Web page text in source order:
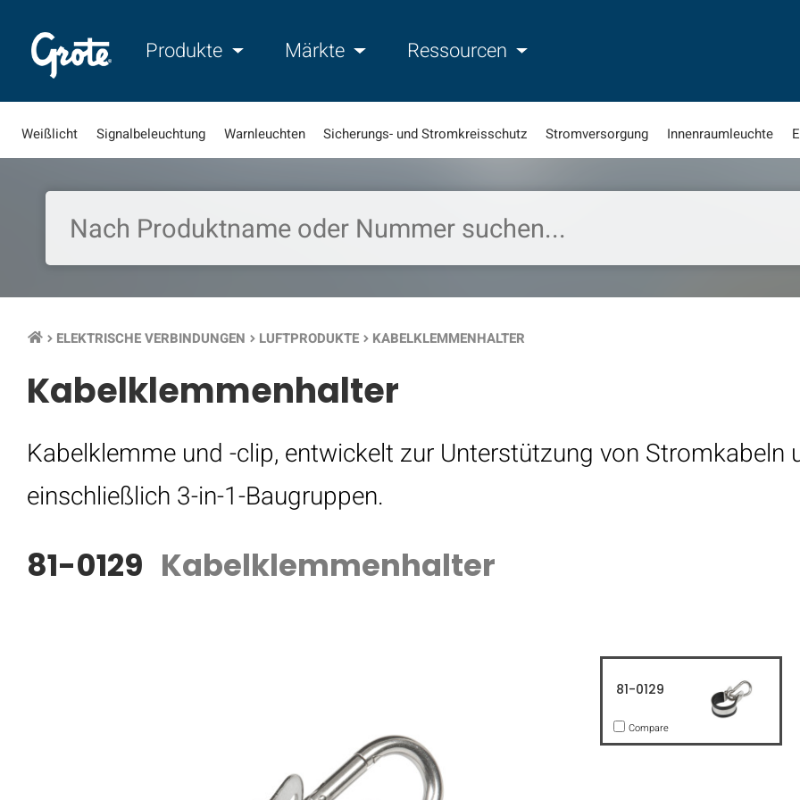
Produkte Märkte Ressourcen
Weißlicht Signalbeleuchtung Warnleuchten Sicherungs- und Stromkreisschutz Stromversorgung Innenraumleuchte
keyboard_arrow_right ELEKTRISCHE VERBINDUNGEN keyboard_arrow_right LUFTPRODUKTE keyboard_arrow_right KABELKLEMMENHALTER
Kabelklemmenhalter
Kabelklemme und -clip, entwickelt zur Unterstützung von Stromkabeln
einschließlich 3-in-1-Baugruppen.
81-0129 Kabelklemmenhalter
81-0129
Compare